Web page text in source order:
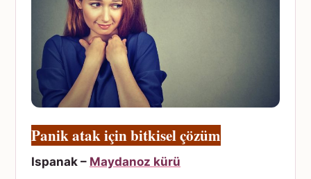
Panik atak için bitkisel çözüm
Ispanak – Maydanoz kürü